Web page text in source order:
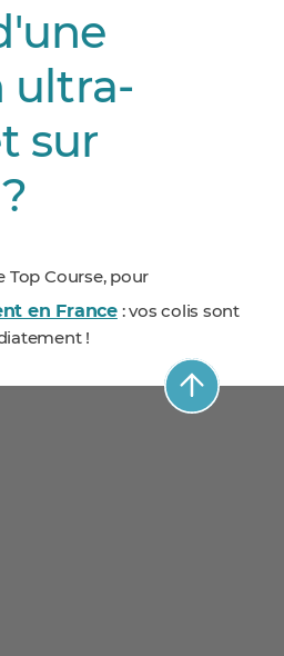
ultra-
sur
Top Course, pour
en France: vos colis sont
!